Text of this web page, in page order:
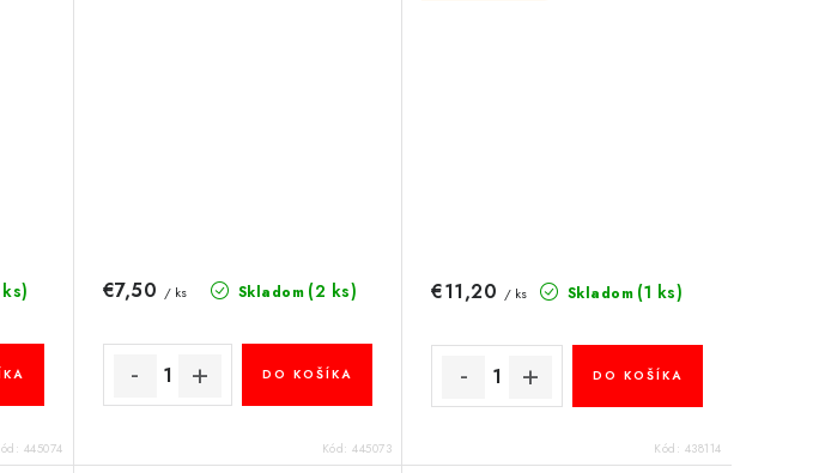
445074
Skladom (2 ks)
€7,50 / ks
DO KOŠÍKA
Kód:445073
Skladom (1 ks)
€11,20 / ks
DO KOŠÍKA
Kód: 438114